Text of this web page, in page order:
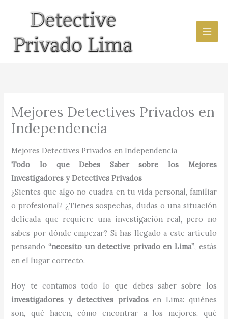
contenido
Mejores Detectives Privados en
Independencia
Mejores Detectives Privados en Independencia
Todo lo que Debes Saber sobre los Mejores
Investigadores y Detectives Privados
¿Sientes que algo no cuadra en tu vida personal, familiar
o profesional? ¿Tienes sospechas, dudas o una situación
delicada que requiere una investigación real, pero no
sabes por dónde empezar? Si has llegado a este artículo
pensando“necesito un detective privado en Lima”, estás
en el lugar correcto.
Hoy te contamos todo lo que debes saber sobre los
investigadores y detectives privadosen Lima: quiénes
son, qué hacen, cómo encontrar a los mejores, qué